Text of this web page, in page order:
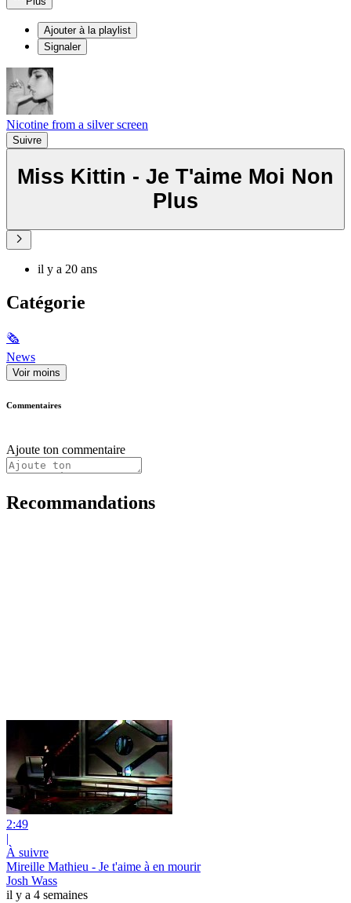
Ajouter à la playlist
Signaler
Nicotine from a silver screen
Suivre
Miss Kittin - Je T'aime Moi Non
Plus
il y a 20 ans
Catégorie
🗞
News
Voir moins
Commentaires
Ajoute ton commentaire
Recommandations
2:49
|
À suivre
Mireille Mathieu - Je t'aime à en mourir
Josh Wass
il y a 4 semaines